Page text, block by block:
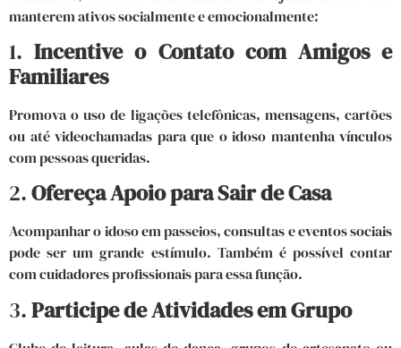
manterem ativos socialmente e emocionalmente:
1.Incentive o Contato com Amigos e
Familiares
Promova o uso de ligações telefônicas, mensagens, cartões
ou até videochamadas para que o idoso mantenha vínculos
com pessoas queridas.
2.Ofereça Apoio para Sair de Casa
Acompanhar o idoso em passeios, consultas e eventos sociais
pode ser um grande estímulo. Também é possível contar
com cuidadores profissionais para essa função.
3.Participe de Atividades em Grupo